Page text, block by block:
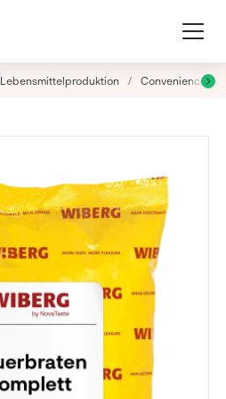
Lebensmittelproduktion / Convenience /